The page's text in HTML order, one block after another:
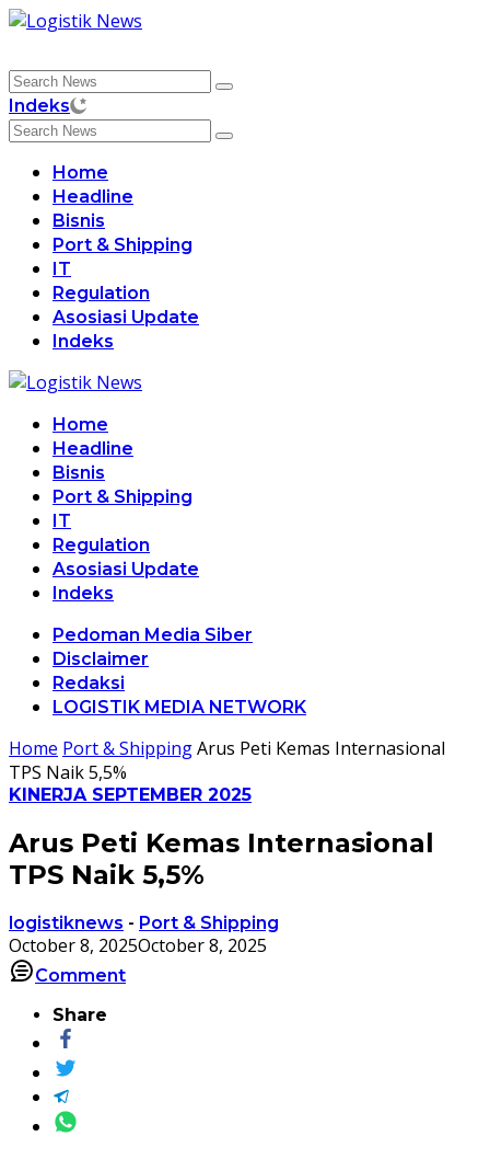
Skip
content
Indeks
Home
Headline
Bisnis
Port & Shipping
IT
Regulation
Asosiasi Update
Indeks
Home
Headline
Bisnis
Port & Shipping
IT
Regulation
Asosiasi Update
Indeks
Pedoman Media Siber
Disclaimer
Redaksi
LOGISTIK MEDIA NETWORK
Home Port & ShippingArus Peti Kemas Internasional
TPS Naik 5,5%
KINERJA SEPTEMBER 2025
Arus Peti Kemas Internasional
TPS Naik 5,5%
logistiknews - Port & Shipping
October 8, 2025October 8, 2025
Comment
Share